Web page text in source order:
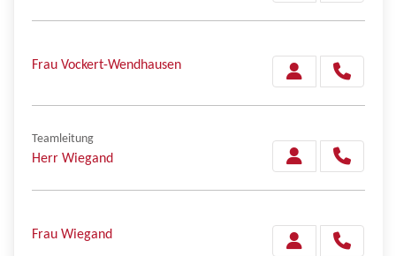
Frau Vockert-Wendhausen
Teamleitung
Herr Wiegand
Frau Wiegand